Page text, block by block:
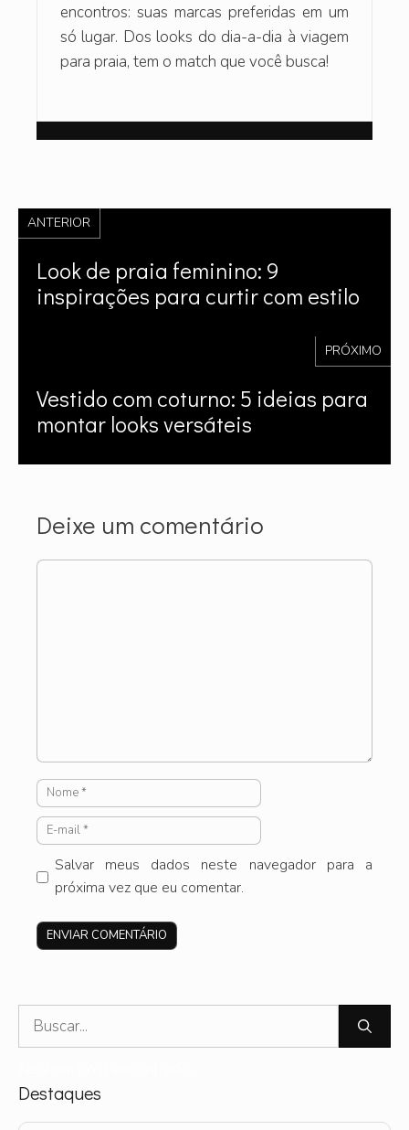
encontros: suas marcas preferidas em um
só lugar. Dos looks do dia-a-dia à viagem
para praia, tem o match que você busca!
ANTERIOR
Look de praia feminino: 9
inspirações para curtir com estilo
PRÓXIMO
Vestido com coturno: 5 ideias para
montar looks versáteis
Deixe um comentário
Comentário
Nome
E-
mail
Salvar meus dados neste navegador para a
próxima vez que eu comentar.
Site
Pesquisar
Destaques